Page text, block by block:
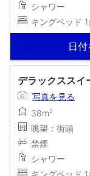
シャワー
キングベッド 1
日
デラックスス
写真を見る
38m²
眺望：街頭
禁煙
シャワー
キングベッド 1